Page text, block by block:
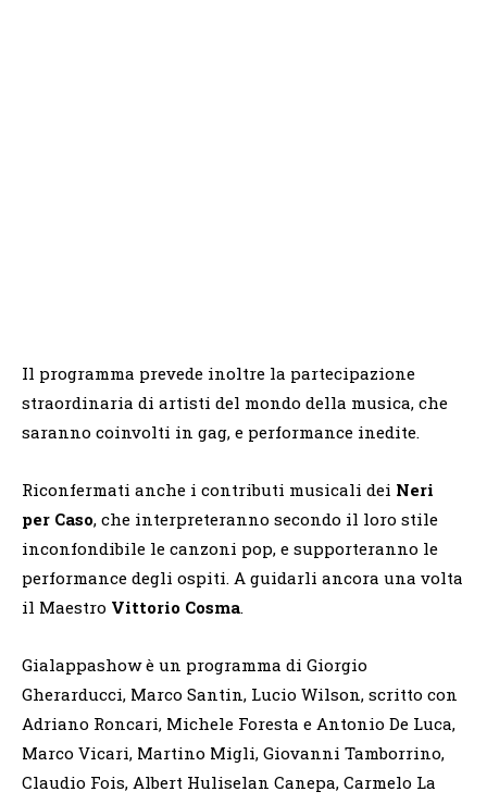
Il programma prevede inoltre la partecipazione
straordinaria di artisti del mondo della musica, che
saranno coinvolti in gag, e performance inedite.
Riconfermati anche i contributi musicali dei Neri
per Caso, che interpreteranno secondo il loro stile
inconfondibile le canzoni pop, e supporteranno le
performance degli ospiti. A guidarli ancora una volta
il Maestro Vittorio Cosma.
Gialappashow è un programma di Giorgio
Gherarducci, Marco Santin, Lucio Wilson, scritto con
Adriano Roncari, Michele Foresta e Antonio De Luca,
Marco Vicari, Martino Migli, Giovanni Tamborrino,
Claudio Fois, Albert Huliselan Canepa, Carmelo La